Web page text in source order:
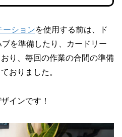
ーションを使用する前は、ド
を準備したり、カードリー
り、毎回の作業の合間の準備
おりました。
インです！